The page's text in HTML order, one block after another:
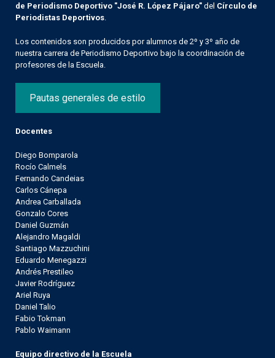
de Periodismo Deportivo "José R. López Pájaro" del Círculo de
Periodistas Deportivos.
Los contenidos son producidos por alumnos de 2º y 3º año de
nuestra carrera de Periodismo Deportivo bajo la coordinación de
profesores de la Escuela.
Pautas generales de estilo
Docentes
Diego Bomparola
Rocío Calmels
Fernando Candeias
Carlos Cánepa
Andrea Carballada
Gonzalo Cores
Daniel Guzmán
Alejandro Magaldi
Santiago Mazzuchini
Eduardo Menegazzi
Andrés Prestileo
Javier Rodríguez
Ariel Ruya
Daniel Talio
Fabio Tokman
Pablo Waimann
Equipo directivo de la Escuela